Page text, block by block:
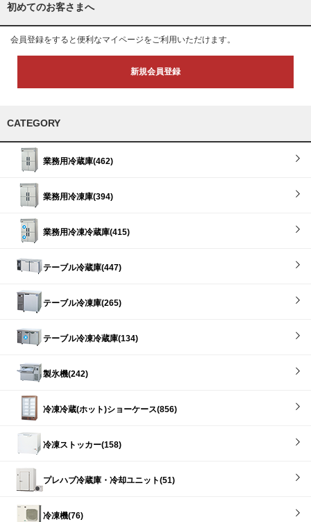
初めてのお客さまへ
会員登録をすると便利なマイページをご利用いただけます。
新規会員登録
CATEGORY
業務用冷蔵庫(462)
業務用冷凍庫(394)
業務用冷凍冷蔵庫(415)
テーブル冷蔵庫(447)
テーブル冷凍庫(265)
テーブル冷凍冷蔵庫(134)
製氷機(242)
冷凍冷蔵(ホット)ショーケース(856)
冷凍ストッカー(158)
プレハブ冷蔵庫・冷却ユニット(51)
冷凍機(76)